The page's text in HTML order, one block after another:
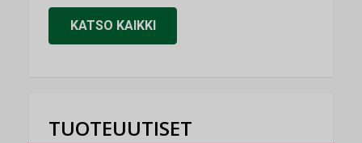
KATSO KAIKKI
TUOTEUUTISET